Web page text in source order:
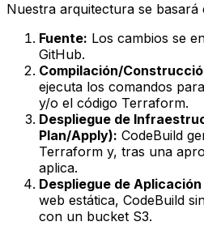
Nuestra arquitectura se basará
Fuente: Los cambios se
GitHub.
Compilación/
ejecuta los comandos
y/o el código Terraform.
Despliegue de
Plan/Apply): CodeBuild
Terraform y, tras una
aplica.
Despliegue de Aplicación
web estática, CodeBuild
con un bucket S3.